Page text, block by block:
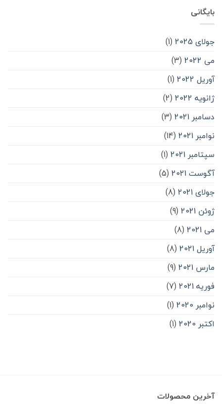
بایگانی
جولای 2025
(1)
می 2022
(3)
آوریل 2022
(1)
ژانویه 2022
(2)
دسامبر 2021
(3)
نوامبر 2021
(14)
سپتامبر 2021
(1)
آگوست 2021
(5)
جولای 2021
(8)
ژوئن 2021
(9)
می 2021
(8)
آوریل 2021
(8)
مارس 2021
(9)
فوریه 2021
(7)
نوامبر 2020
(1)
اکتبر 2020
(1)
آخرین محصولات